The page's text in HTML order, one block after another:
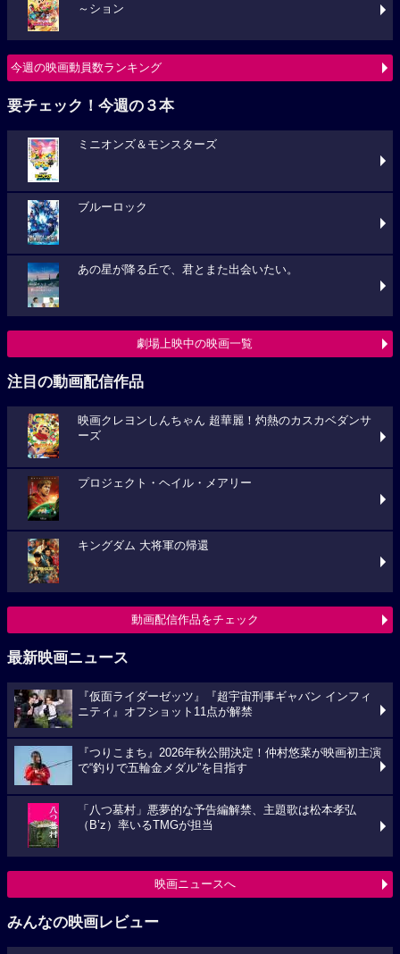
～ション
今週の映画動員数ランキング
要チェック！今週の３本
ミニオンズ＆モンスターズ
ブルーロック
あの星が降る丘で、君とまた出会いたい。
劇場上映中の映画一覧
注目の動画配信作品
映画クレヨンしんちゃん 超華麗！灼熱のカスカベダンサ
ーズ
プロジェクト・ヘイル・メアリー
キングダム 大将軍の帰還
動画配信作品をチェック
最新映画ニュース
『仮面ライダーゼッツ』『超宇宙刑事ギャバン インフィ
ニティ』オフショット11点が解禁
『つりこまち』2026年秋公開決定！仲村悠菜が映画初主演
で“釣りで五輪金メダル”を目指す
「八つ墓村」悪夢的な予告編解禁、主題歌は松本孝弘
（B’z）率いるTMGが担当
映画ニュースへ
みんなの映画レビュー